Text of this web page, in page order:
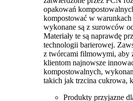
opakowań
kompostować w warunkach
wykonane są z surowców
Materiały te są naprawdę
technologii barierowej.
z twórcami filmowymi, aby
klientom najnowsze
kompostowalnych,
takich jak trzcina cukrowa,
Produkty przyjazne